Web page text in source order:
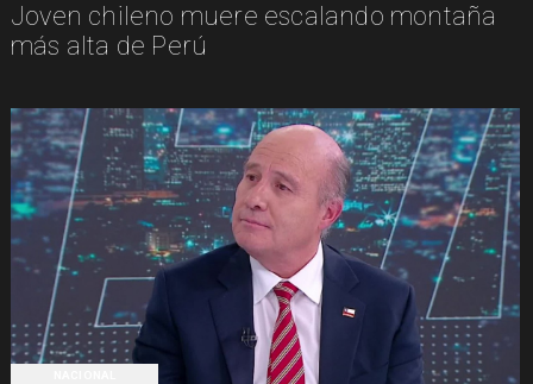
Joven chileno muere escalando montaña
más alta de Perú